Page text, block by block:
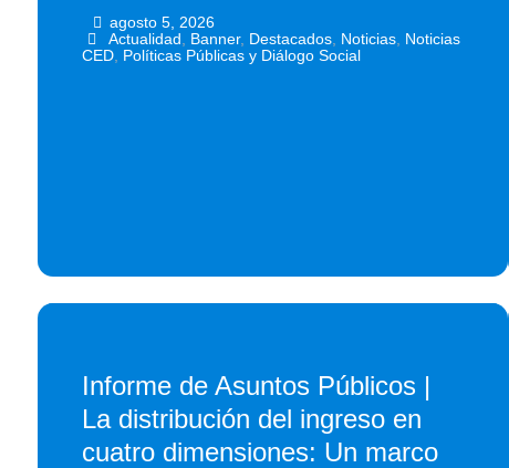
agosto 5, 2026
Actualidad Banner, Destacados, Noticias, Noticias
CED Políticas Públicas y Diálogo Social
Informe de Asuntos Públicos |
La distribución del ingreso en
cuatro dimensiones: Un marco